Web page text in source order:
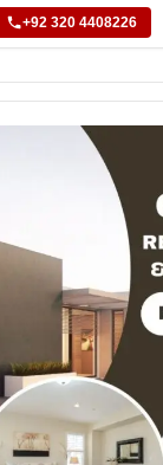
+92 320 4408226